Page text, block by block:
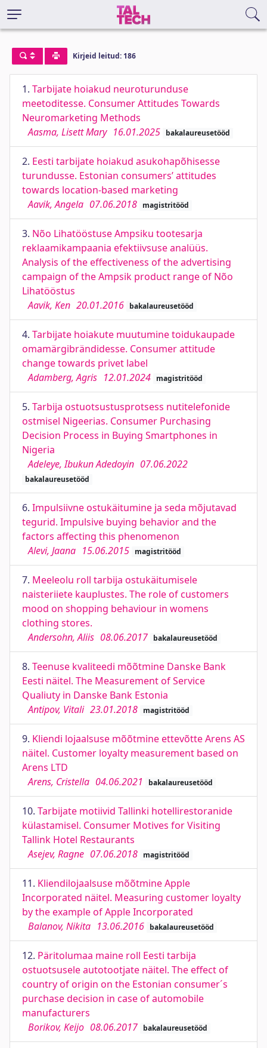
Kirjeid leitud: 186
1. Tarbijate hoiakud neuroturunduse
meetoditesse. Consumer Attitudes Towards
Neuromarketing Methods
Aasma, Lisett Mary 16.01.2025 bakalaureusetööd
2. Eesti tarbijate hoiakud asukohapõhisesse
turundusse. Estonian consumers’ attitudes
towards location-based marketing
Aavik, Angela 07.06.2018 magistritööd
3. Nõo Lihatööstuse Ampsiku tootesarja
reklaamikampaania efektiivsuse analüüs.
Analysis of the effectiveness of the advertising
campaign of the Ampsik product range of Nõo
Lihatööstus
Aavik, Ken 20.01.2016 bakalaureusetööd
4. Tarbijate hoiakute muutumine toidukaupade
omamärgibrändidesse. Consumer attitude
change towards privet label
Adamberg, Agris 12.01.2024 magistritööd
5. Tarbija ostuotsustusprotsess nutitelefonide
ostmisel Nigeerias. Consumer Purchasing
Decision Process in Buying Smartphones in
Nigeria
Adeleye, Ibukun Adedoyin 07.06.2022
bakalaureusetööd
6. Impulsiivne ostukäitumine ja seda mõjutavad
tegurid. Impulsive buying behavior and the
factors affecting this phenomenon
Alevi, Jaana 15.06.2015 magistritööd
7. Meeleolu roll tarbija ostukäitumisele
naisteriiete kauplustes. The role of customers
mood on shopping behaviour in womens
clothing stores.
Andersohn, Aliis 08.06.2017 bakalaureusetööd
8. Teenuse kvaliteedi mõõtmine Danske Bank
Eesti näitel. The Measurement of Service
Qualiuty in Danske Bank Estonia
Antipov, Vitali 23.01.2018 magistritööd
9. Kliendi lojaalsuse mõõtmine ettevõtte Arens AS
näitel. Customer loyalty measurement based on
Arens LTD
Arens, Cristella 04.06.2021 bakalaureusetööd
10. Tarbijate motiivid Tallinki hotellirestoranide
külastamisel. Consumer Motives for Visiting
Tallink Hotel Restaurants
Asejev, Ragne 07.06.2018 magistritööd
11. Kliendilojaalsuse mõõtmine Apple
Incorporated näitel. Measuring customer loyalty
by the example of Apple Incorporated
Balanov, Nikita 13.06.2016 bakalaureusetööd
12. Päritolumaa maine roll Eesti tarbija
ostuotsusele autotootjate näitel. The effect of
country of origin on the Estonian consumer´s
purchase decision in case of automobile
manufacturers
Borikov, Keijo 08.06.2017 bakalaureusetööd